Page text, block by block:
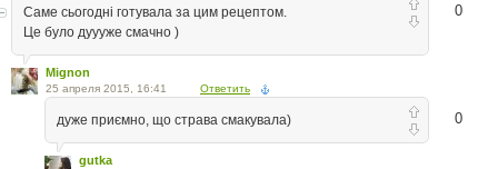
0
Саме сьогодні готувала за цим рецептом.
Це було дуууже смачно )
Mignon
25 апреля 2015, 16:41 Ответить
0
дуже приємно, що страва смакувала)
gutka